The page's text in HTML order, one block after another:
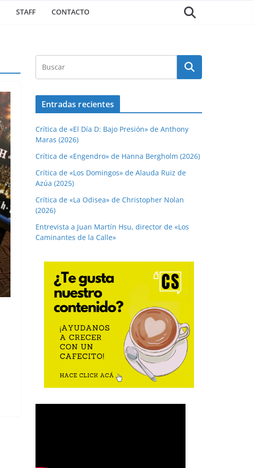
STAFF CONTACTO
Entradas recientes
Crítica de «El Día D: Bajo Presión» de Anthony
Maras (2026)
Crítica de «Engendro» de Hanna Bergholm (2026)
Crítica de «Los Domingos» de Alauda Ruiz de
Azúa (2025)
Crítica de «La Odisea» de Christopher Nolan
(2026)
Entrevista a Juan Martín Hsu, director de «Los
Caminantes de la Calle»